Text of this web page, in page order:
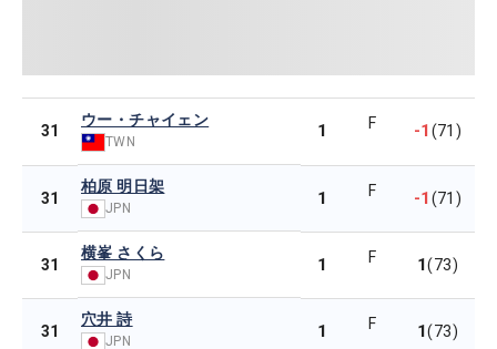
31
ウー・チャイェン
TWN
1 F -1(71)
31
柏原 明日架
JPN 1 F -1(71)
31
横峯 さくら
JPN 1 F 1(73)
31
穴井 詩
JPN 1 F 1(73)